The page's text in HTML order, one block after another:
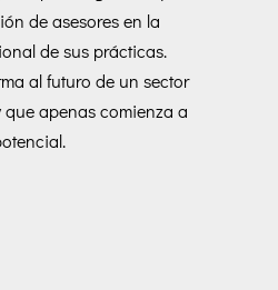
de asesores en la
de sus prácticas.
al futuro de un sector
que apenas comienza a